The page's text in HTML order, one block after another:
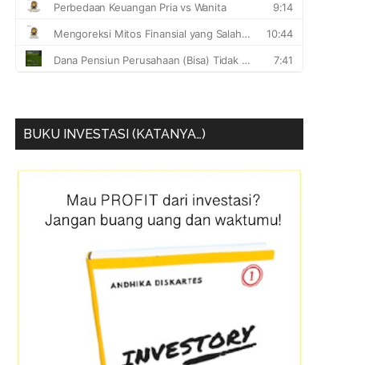
BUKU INVESTASI (KATANYA…)